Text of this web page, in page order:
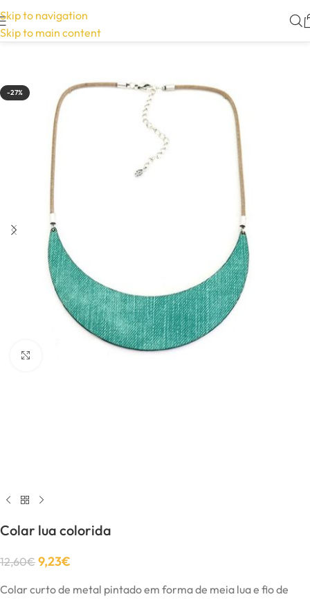
Skip to navigation
Skip to main content
-27%
Colar lua colorida
12,60€ 9,23€
Colar curto de metal pintado em forma de meia lua e fio de